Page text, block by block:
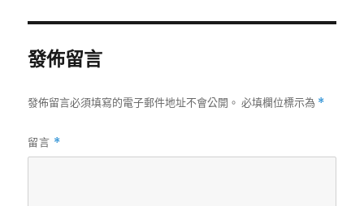
發佈留言
發佈留言必須填寫的電子郵件地址不會公開。 必填欄位標示為 *
留言 *